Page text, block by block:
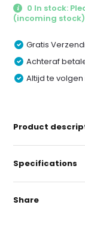
0 In stock:
(incoming
Gratis
Achteraf
Altijd te
Product
Specifications
Share